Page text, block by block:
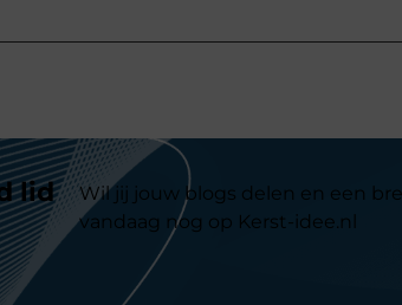
lid
Wil jij jouw blogs delen en een
vandaag nog op Kerst-idee.nl